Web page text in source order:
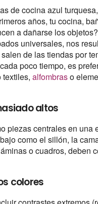
de cocina azul
años, tu cocina,
a dañarse los
universales, nos
de las tiendas por
poco tiempo, es
textiles,alfombraso
altos
piezas centrales en una
como el sillón, la
o cuadros, deben
colores